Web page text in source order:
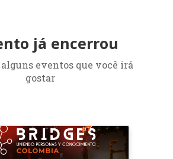
já encerrou
alguns eventos que você irá
gostar